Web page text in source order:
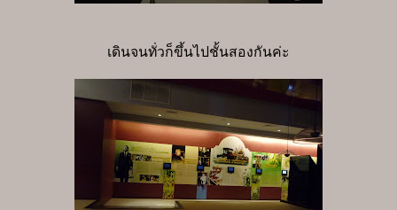
เดินจนทั่วก็ขึ้นไปชั้นสองกันค่ะ